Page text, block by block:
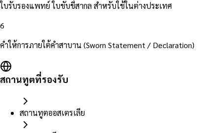
ใบรับรองแพทย์ ใบขับขี่สากล สำหรับใช้ในต่างประเทศ
6
คำให้การภายใต้คำสาบาน (Sworn Statement / Declaration)
สถานทูตที่รองรับ
สถานทูตออสเตรเลีย